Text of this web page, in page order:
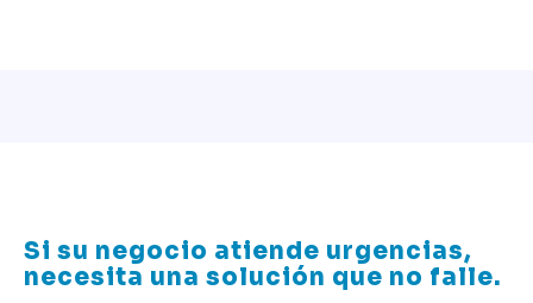
Si su negocio atiende urgencias,
necesita una solución que no falle.